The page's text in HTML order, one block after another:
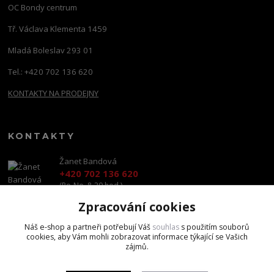
OC Bondy centrum
Tř. Václava Klementa 1459
Mladá Boleslav 293 01
Tel.: +420 702 136 620
KONTAKTY NA PRODEJNY
KONTAKTY
Žanet Bandová
+420 702 136 620
(Po-Ne, 8-20 hod.)
shop@brandscapital.cz
Zpracování cookies
Náš e-shop a partneři potřebují Váš souhlas s použitím souborů
cookies, aby Vám mohli zobrazovat informace týkající se Vašich
zájmů.